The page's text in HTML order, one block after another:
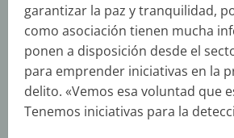
garantizar la paz y tranquilidad,
como asociación tienen mucha
ponen a disposición desde el
para emprender iniciativas en la
delito. «Vemos esa voluntad que
Tenemos iniciativas para la